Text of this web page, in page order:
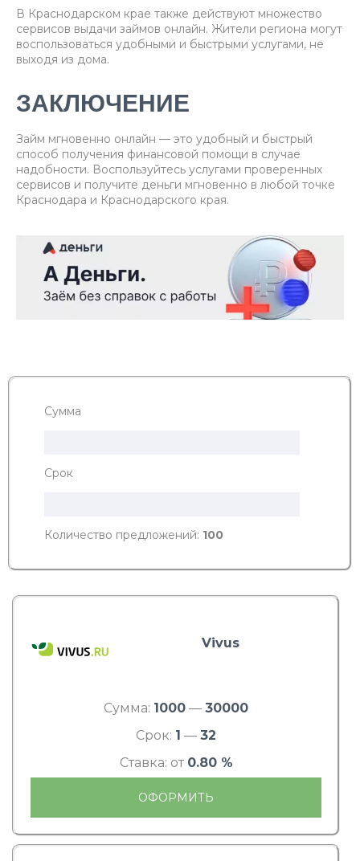
В Краснодарском крае также действуют множество
сервисов выдачи займов онлайн. Жители региона могут
воспользоваться удобными и быстрыми услугами, не
выходя из дома.
ЗАКЛЮЧЕНИЕ
Займ мгновенно онлайн — это удобный и быстрый
способ получения финансовой помощи в случае
надобности. Воспользуйтесь услугами проверенных
сервисов и получите деньги мгновенно в любой точке
Краснодара и Краснодарского края.
Сумма
Срок
Количество предложений: 100
Vivus
Сумма: 1000 — 30000
Срок: 1 — 32
Ставка: от 0.80 %
ОФОРМИТЬ